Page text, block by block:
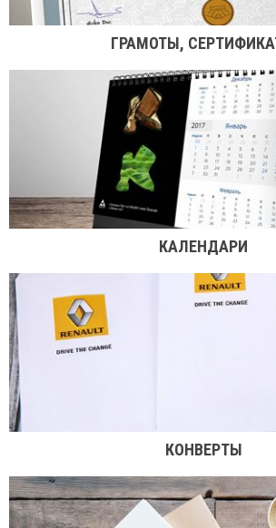
ГРАМОТЫ,
КАЛЕНДАРИ
КОНВЕРТЫ